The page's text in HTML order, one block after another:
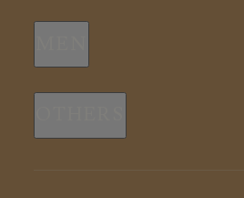
新商品
スリープウェア
ルームウェア
新商品